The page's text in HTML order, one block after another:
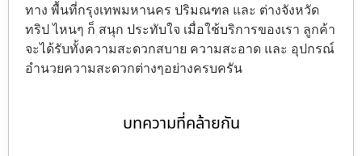
ทาง พื้นที่กรุงเทพมหานคร ปริมณฑล และ ต่างจังหวัด
ทริป ไหนๆ ก็ สนุก ประทับใจ เมื่อใช้บริการของเรา ลูกค้า
จะได้รับทั้งความสะดวกสบาย ความสะอาด และ อุปกรณ์
อำนวยความสะดวกต่างๆอย่างครบครัน
บทความที่คล้ายกัน